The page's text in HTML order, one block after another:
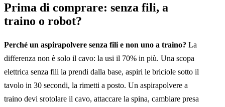
Prima di comprare: senza fili, a
traino o robot?
Perché un aspirapolvere senza fili e non uno a traino? La
differenza non è solo il cavo: la usi il 70% in più. Una scopa
elettrica senza fili la prendi dalla base, aspiri le briciole sotto il
tavolo in 30 secondi, la rimetti a posto. Un aspirapolvere a
traino devi srotolare il cavo, attaccare la spina, cambiare presa